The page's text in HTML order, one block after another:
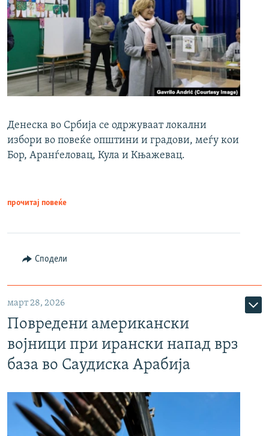
Денеска во Србија се одржуваат локални
избори во повеќе општини и градови, меѓу кои
Бор, Аранѓеловац, Кула и Књажевац.
прочитај повеќе
Сподели
март 28, 2026
Повредени американски
војници при ирански напад врз
база во Саудиска Арабија